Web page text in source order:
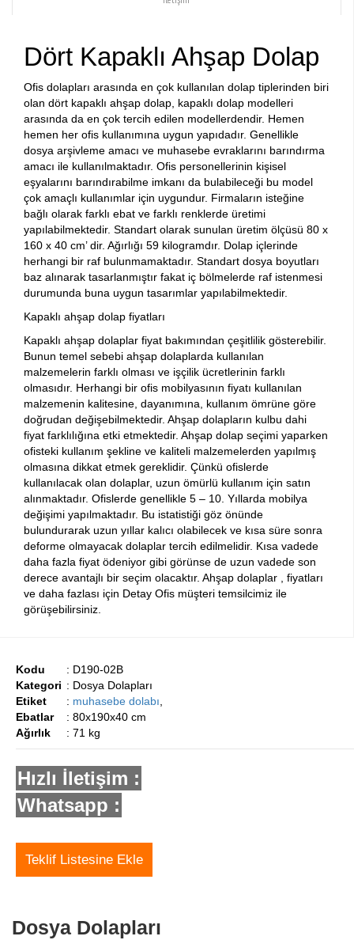
Dört Kapaklı Ahşap Dolap
Ofis dolapları arasında en çok kullanılan dolap tiplerinden biri
olan dört kapaklı ahşap dolap, kapaklı dolap modelleri
arasında da en çok tercih edilen modellerdendir. Hemen
hemen her ofis kullanımına uygun yapıdadır. Genellikle
dosya arşivleme amacı ve muhasebe evraklarını barındırma
amacı ile kullanılmaktadır. Ofis personellerinin kişisel
eşyalarını barındırabilme imkanı da bulabileceği bu model
çok amaçlı kullanımlar için uygundur. Firmaların isteğine
bağlı olarak farklı ebat ve farklı renklerde üretimi
yapılabilmektedir. Standart olarak sunulan üretim ölçüsü 80 x
160 x 40 cm’ dir. Ağırlığı 59 kilogramdır. Dolap içlerinde
herhangi bir raf bulunmamaktadır. Standart dosya boyutları
baz alınarak tasarlanmıştır fakat iç bölmelerde raf istenmesi
durumunda buna uygun tasarımlar yapılabilmektedir.
Kapaklı ahşap dolap fiyatları
Kapaklı ahşap dolaplar fiyat bakımından çeşitlilik gösterebilir.
Bunun temel sebebi ahşap dolaplarda kullanılan
malzemelerin farklı olması ve işçilik ücretlerinin farklı
olmasıdır. Herhangi bir ofis mobilyasının fiyatı kullanılan
malzemenin kalitesine, dayanımına, kullanım ömrüne göre
doğrudan değişebilmektedir. Ahşap dolapların kulbu dahi
fiyat farklılığına etki etmektedir. Ahşap dolap seçimi yaparken
ofisteki kullanım şekline ve kaliteli malzemelerden yapılmış
olmasına dikkat etmek gereklidir. Çünkü ofislerde
kullanılacak olan dolaplar, uzun ömürlü kullanım için satın
alınmaktadır. Ofislerde genellikle 5 – 10. Yıllarda mobilya
değişimi yapılmaktadır. Bu istatistiği göz önünde
bulundurarak uzun yıllar kalıcı olabilecek ve kısa süre sonra
deforme olmayacak dolaplar tercih edilmelidir. Kısa vadede
daha fazla fiyat ödeniyor gibi görünse de uzun vadede son
derece avantajlı bir seçim olacaktır. Ahşap dolaplar , fiyatları
ve daha fazlası için Detay Ofis müşteri temsilcimiz ile
görüşebilirsiniz.
Kodu
: D190-02B
Kategori : Dosya Dolapları
Etiket
: muhasebe dolabı,
Ebatlar
: 80x190x40 cm
Ağırlık
: 71 kg
Hızlı İletişim :
Whatsapp :
Teklif Listesine Ekle
Dosya Dolapları